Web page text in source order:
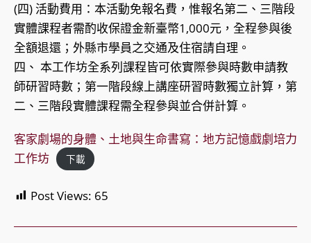
(四) 活動費用：本活動免報名費，惟報名第二、三階段
實體課程者需酌收保證金新臺幣1,000元，全程參與後
全額退還；外縣市學員之交通及住宿請自理。
四、 本工作坊全系列課程皆可依實際參與時數申請教
師研習時數；第一階段線上講座研習時數獨立計算，第
二、三階段實體課程需全程參與並合併計算。
客家劇場的身體、土地與生命書寫：地方記憶戲劇培力
工作坊
下載
Post Views: 65